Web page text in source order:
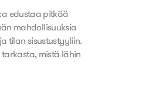
edustaa pitkää
mahdollisuuksia
tilan sisustustyyliin.
mistä lähin